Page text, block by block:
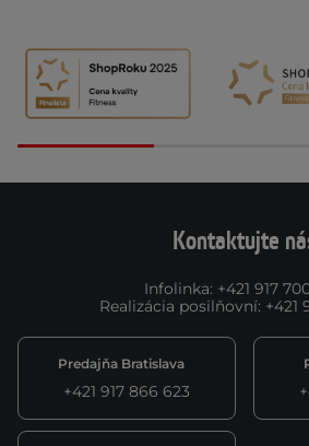
Kontaktujte
Infolinka: +421 917
Realizácia posilňovní: +421
Predajňa Bratislava
+421 917 866 623